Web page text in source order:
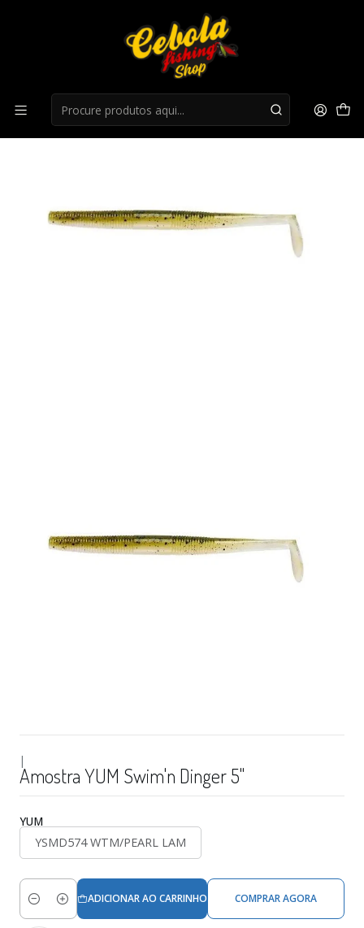
Amostra YUM Swim'n Dinger 5"
|
Amostra YUM Swim'n Dinger 5"
YUM
YSMD574 WTM/PEARL LAM
Quantidade
ADICIONAR AO CARRINHO COMPRAR AGORA